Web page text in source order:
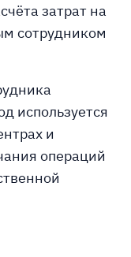
затрат на
сотрудником
используется
и
операций